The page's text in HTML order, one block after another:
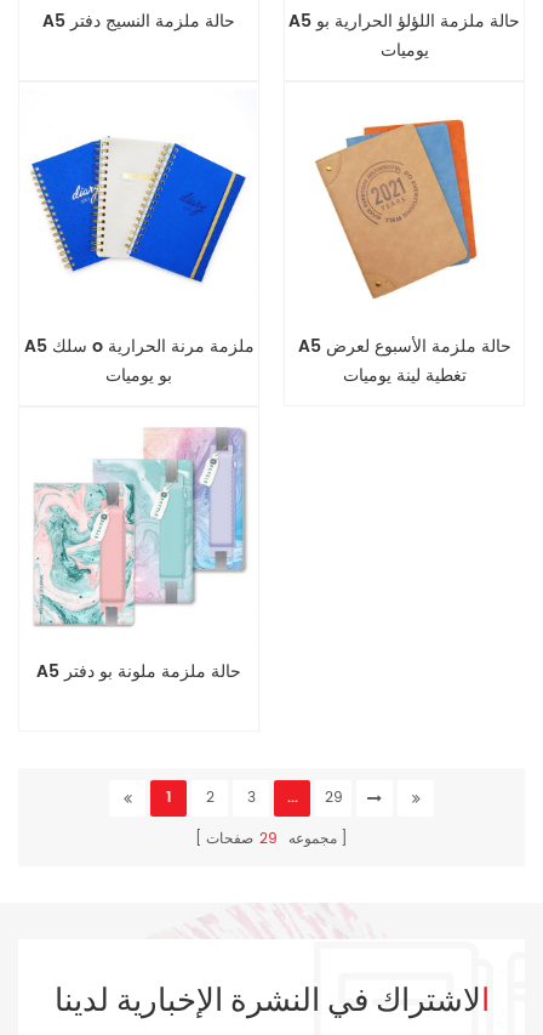
A5 حالة ملزمة النسيج دفتر
A5 حالة ملزمة اللؤلؤ الحرارية بو
يوميات
A5 سلك o ملزمة مرنة الحرارية
بو يوميات
A5 حالة ملزمة الأسبوع لعرض
تغطية لينة يوميات
A5 حالة ملزمة ملونة بو دفتر
1 2 3 ...
29
مجموعه 29 صفحات
الاشتراك في النشرة الإخبارية لدينا